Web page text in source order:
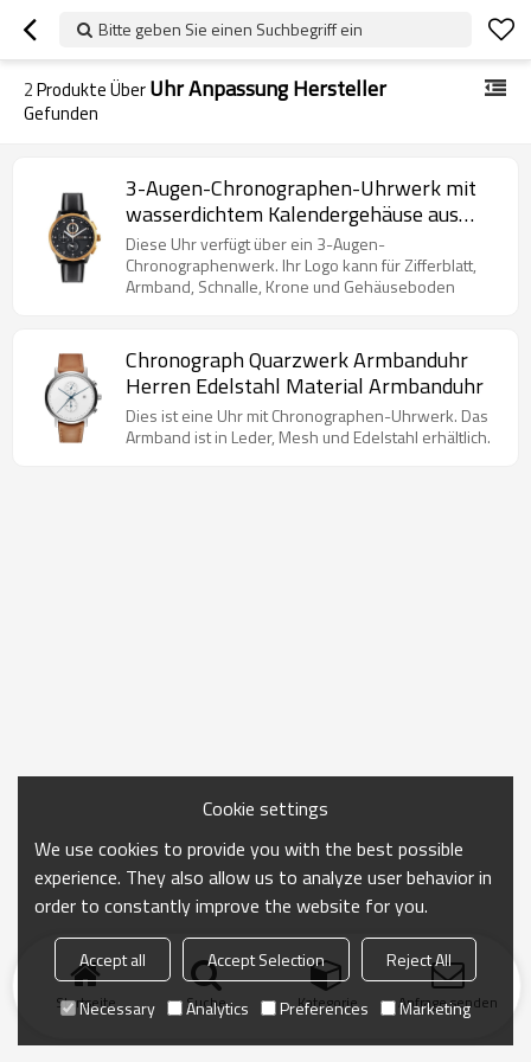
Bitte geben Sie einen Suchbegriff ein
2Produkte ÜberUhr Anpassung Hersteller
Gefunden
3-Augen-Chronographen-Uhrwerk mit
wasserdichtem Kalendergehäuse aus
Edelstahl zum Anpassen des eigenen
Logos
Diese Uhr verfügt über ein 3-Augen-
Chronographenwerk. Ihr Logo kann für Zifferblatt,
Armband, Schnalle, Krone und Gehäuseboden
Chronograph Quarzwerk Armbanduhr
Herren Edelstahl Material Armbanduhr
Dies ist eine Uhr mit Chronographen-Uhrwerk. Das
Armband ist in Leder, Mesh und Edelstahl erhältlich.
Startseite Suche Kategorie Anfrage senden
Cookie settings
We use cookies to provide you with the best possible
experience. They also allow us to analyze user behavior in
order to constantly improve the website for you.
Accept all Accept Selection
Reject All
Necessary
Analytics Preferences Marketing